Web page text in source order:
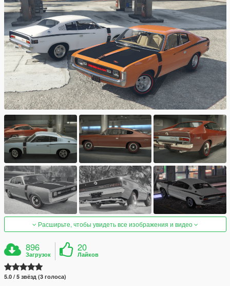
Расширьте, чтобы увидеть все изображения и видео
896
Загрузок
20
Лайков
5.0 / 5 звёзд (3 голоса)